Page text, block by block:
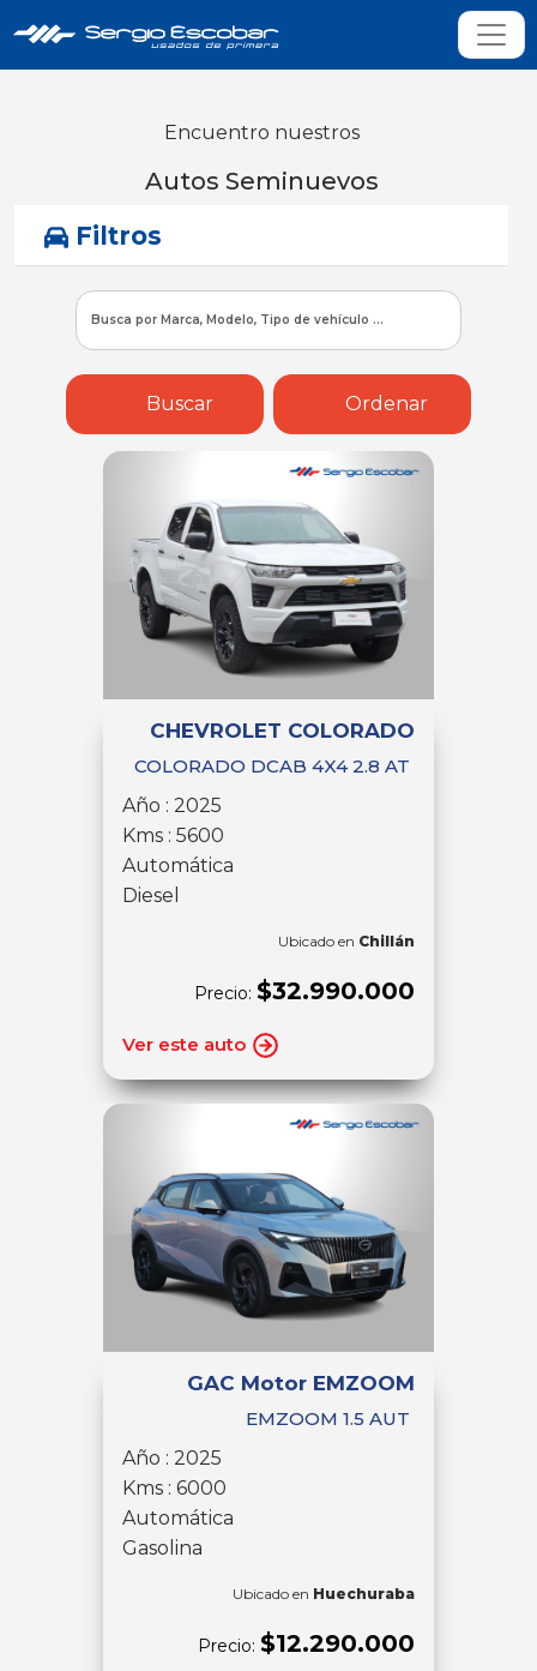
Encuentro nuestros
Autos Seminuevos
Filtros
Buscar Ordenar
CHEVROLET COLORADO
COLORADO DCAB 4X4 2.8 AT
Año : 2025
Kms : 5600
Automática
Diesel
Ubicado en Chillán
Precio: $32.990.000
Ver este auto
GAC Motor EMZOOM
EMZOOM 1.5 AUT
Año : 2025
Kms : 6000
Automática
Gasolina
Ubicado en Huechuraba
Precio: $12.290.000